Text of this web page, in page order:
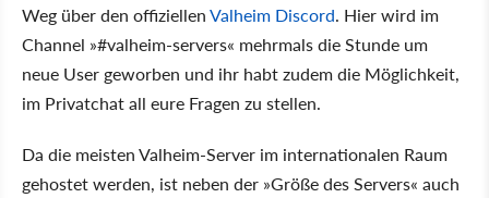
Weg über den offiziellenValheim Discord. Hier wird im
Channel »#valheim-servers« mehrmals die Stunde um
neue User geworben und ihr habt zudem die Möglichkeit,
im Privatchat all eure Fragen zu stellen.
Da die meisten Valheim-Server im internationalen Raum
gehostet werden, ist neben der »Größe des Servers« auch